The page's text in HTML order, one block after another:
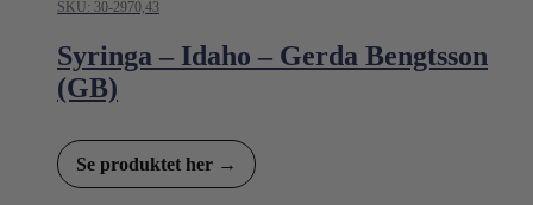
SKU: 30-2970,43
Syringa – Idaho – Gerda Bengtsson
(GB)
Se produktet her →